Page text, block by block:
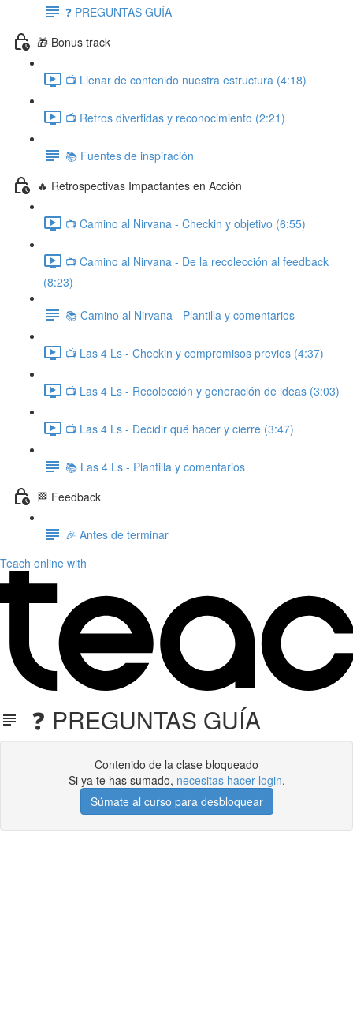
❓ PREGUNTAS GUÍA
🎁 Bonus track
📺 Llenar de contenido nuestra estructura (4:18)
📺 Retros divertidas y reconocimiento (2:21)
📚 Fuentes de inspiración
🔥 Retrospectivas Impactantes en Acción
📺 Camino al Nirvana - Checkin y objetivo (6:55)
📺 Camino al Nirvana - De la recolección al feedback
(8:23)
📚 Camino al Nirvana - Plantilla y comentarios
📺 Las 4 Ls - Checkin y compromisos previos (4:37)
📺 Las 4 Ls - Recolección y generación de ideas (3:03)
📺 Las 4 Ls - Decidir qué hacer y cierre (3:47)
📚 Las 4 Ls - Plantilla y comentarios
🏁 Feedback
🎉 Antes de terminar
Teach online with
❓ PREGUNTAS GUÍA
Contenido de la clase bloqueado
Si ya te has sumado, necesitas hacer login.
Súmate al curso para desbloquear